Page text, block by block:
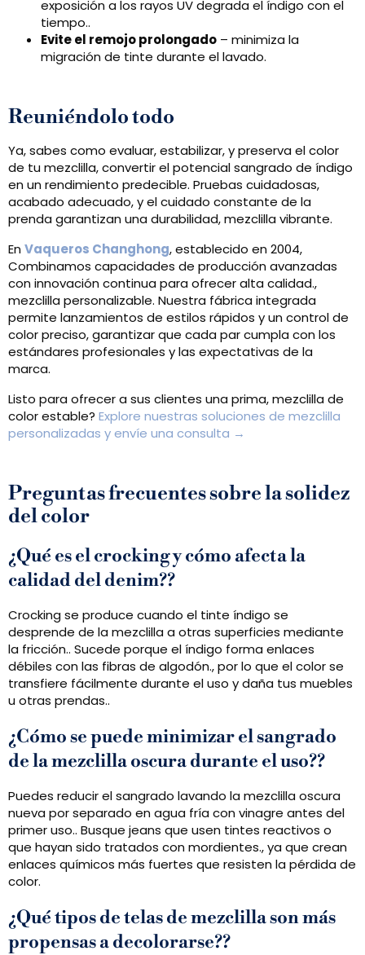
exposición a los rayos UV degrada el índigo con el
tiempo..
Evite el remojo prolongado – minimiza la
migración de tinte durante el lavado.
Reuniéndolo todo
Ya, sabes como evaluar, estabilizar, y preserva el color
de tu mezclilla, convertir el potencial sangrado de índigo
en un rendimiento predecible. Pruebas cuidadosas,
acabado adecuado, y el cuidado constante de la
prenda garantizan una durabilidad, mezclilla vibrante.
En Vaqueros Changhong, establecido en 2004,
Combinamos capacidades de producción avanzadas
con innovación continua para ofrecer alta calidad.,
mezclilla personalizable. Nuestra fábrica integrada
permite lanzamientos de estilos rápidos y un control de
color preciso, garantizar que cada par cumpla con los
estándares profesionales y las expectativas de la
marca.
Listo para ofrecer a sus clientes una prima, mezclilla de
color estable? Explore nuestras soluciones de mezclilla
personalizadas y envíe una consulta →
Preguntas frecuentes sobre la solidez
del color
¿Qué es el crocking y cómo afecta la
calidad del denim??
Crocking se produce cuando el tinte índigo se
desprende de la mezclilla a otras superficies mediante
la fricción.. Sucede porque el índigo forma enlaces
débiles con las fibras de algodón., por lo que el color se
transfiere fácilmente durante el uso y daña tus muebles
u otras prendas..
¿Cómo se puede minimizar el sangrado
de la mezclilla oscura durante el uso??
Puedes reducir el sangrado lavando la mezclilla oscura
nueva por separado en agua fría con vinagre antes del
primer uso.. Busque jeans que usen tintes reactivos o
que hayan sido tratados con mordientes., ya que crean
enlaces químicos más fuertes que resisten la pérdida de
color.
¿Qué tipos de telas de mezclilla son más
propensas a decolorarse??